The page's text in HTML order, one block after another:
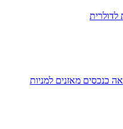
לדולרית
כנכסים מאזנים למניות